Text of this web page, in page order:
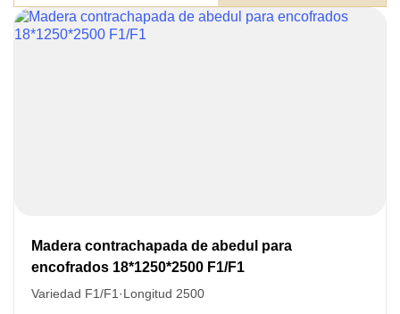
Madera contrachapada de abedul para
encofrados 18*1250*2500 F1/F1
Variedad F1/F1 ·Longitud 2500